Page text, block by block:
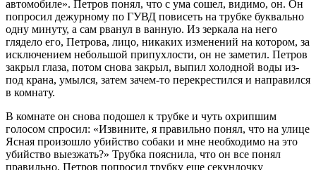
автомобиле». Петров понял, что с ума сошел, видимо, он. Он
попросил дежурному по ГУВД повисеть на трубке буквально
одну минуту, а сам рванул в ванную. Из зеркала на него
глядело его, Петрова, лицо, никаких изменений на котором, за
исключением небольшой припухлости, он не заметил. Петров
закрыл глаза, потом снова закрыл, выпил холодной воды из-
под крана, умылся, затем зачем-то перекрестился и направился
в комнату.
В комнате он снова подошел к трубке и чуть охрипшим
голосом спросил: «Извините, я правильно понял, что на улице
Ясная произошло убийство собаки и мне необходимо на это
убийство выезжать?» Трубка пояснила, что он все понял
правильно. Петров попросил трубку еще секундочку